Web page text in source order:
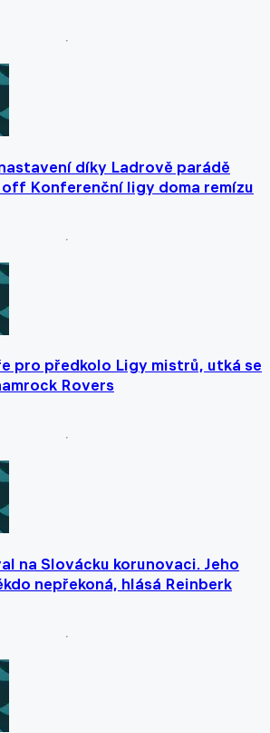
díky Ladrově parádě
Konferenční ligy doma remízu
pro předkolo Ligy mistrů, utká se
Rovers
na Slovácku korunovaci. Jeho
nepřekoná, hlásá Reinberk